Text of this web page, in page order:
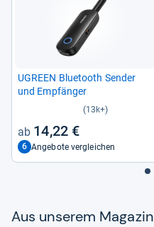
UGREEN Blue­tooth Sen­der
und Emp­fän­ger
(13k+)
14,22 €
6 Angebote vergleichen
Aus unse­rem Maga­zin